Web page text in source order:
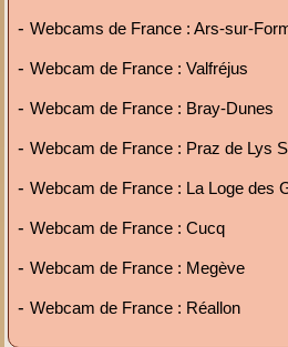
-Webcams de France : Ars-sur-
-Webcam de France : Valfréjus
-Webcam de France : Bray-Dunes
-Webcam de France : Praz de Lys
-Webcam de France : La Loge des
-Webcam de France : Cucq
-Webcam de France : Megève
-Webcam de France : Réallon